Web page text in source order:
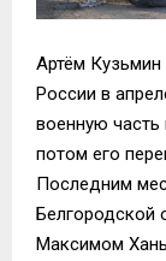
Артём
России в
военную часть
потом его
Последним
Белгородской
Максимом